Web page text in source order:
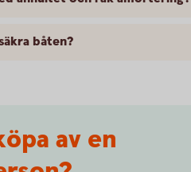
båten?
av en